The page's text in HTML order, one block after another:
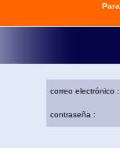
correo electrónico :
contraseña :